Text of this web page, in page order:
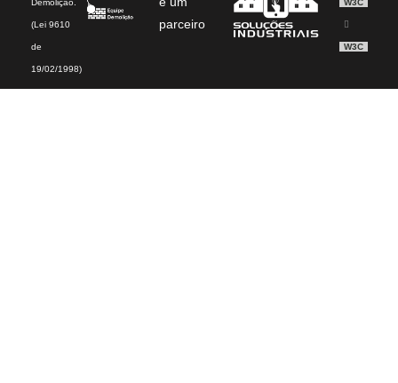
Demolição.
(Lei 9610
de
19/02/1998)
parceiro
W3C
W3C